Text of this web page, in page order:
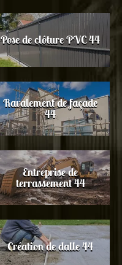
Pose de clôture PVC 44
Ravalement de façade
44
Entreprise de
terrassement 44
Création de dalle 44